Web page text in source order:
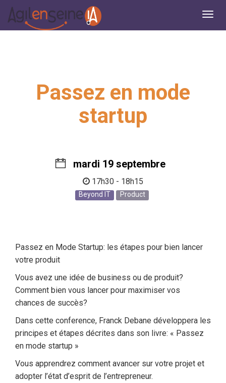
Passez en mode
startup
mardi 19 septembre
17h30 - 18h15
Beyond IT Product
Passez en Mode Startup: les étapes pour bien lancer
votre produit
Vous avez une idée de business ou de produit?
Comment bien vous lancer pour maximiser vos
chances de succès?
Dans cette conference, Franck Debane développera les
principes et étapes décrites dans son livre: « Passez
en mode startup »
Vous apprendrez comment avancer sur votre projet et
adopter l’état d’esprit de l’entrepreneur.